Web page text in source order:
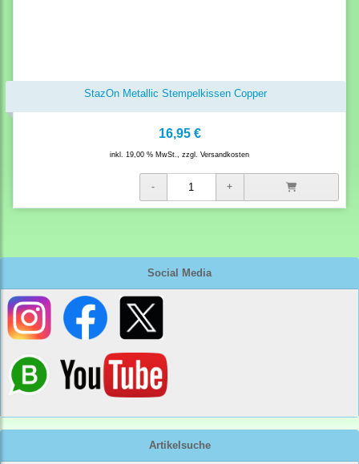
Social Media
Artikelsuche
StazOn Metallic Stempelkissen Copper
16,95 €
inkl. 19,00 % MwSt., zzgl. Versandkosten